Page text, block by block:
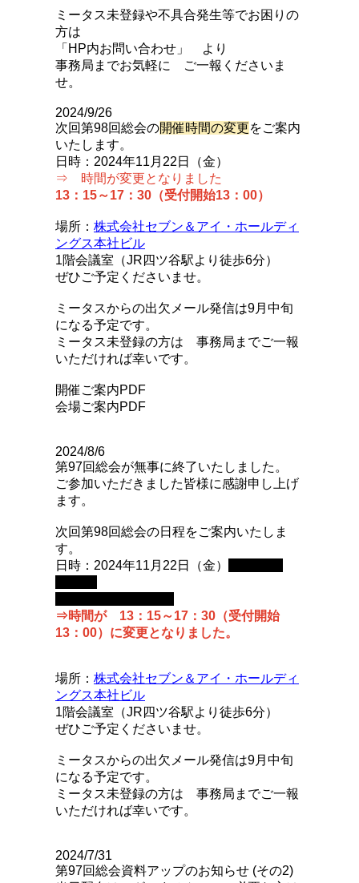
ミータス未登録や不具合発生等でお困りの
方は
「HP内お問い合わせ」 より
事務局までお気軽に ご一報くださいま
せ。
2024/9/26
次回第98回総会の開催時間の変更をご案内
いたします。
日時：2024年11月22日（金）
⇒ 時間が変更となりました
13：15～17：30（受付開始13：00）
場所： 株式会社セブン＆アイ・ホールディ
ングス本社ビル
1階会議室（JR四ツ谷駅より徒歩6分）
ぜひご予定くださいませ。
ミータスからの出欠メール発信は9月中旬
になる予定です。
ミータス未登録の方は 事務局までご一報
いただければ幸いです。
開催ご案内PDF
会場ご案内PDF
2024/8/6
第97回総会が無事に終了いたしました。
ご参加いただきました皆様に感謝申し上げ
ます。
次回第98回総会の日程をご案内いたしま
す。
日時：2024年11月22日（金）
⇒時間が 13：15～17：30（受付開始
13：00） に変更となりました。
場所： 株式会社セブン＆アイ・ホールディ
ングス本社ビル
1階会議室（JR四ツ谷駅より徒歩6分）
ぜひご予定くださいませ。
ミータスからの出欠メール発信は9月中旬
になる予定です。
ミータス未登録の方は 事務局までご一報
いただければ幸いです。
2024/7/31
第97回総会資料アップのお知らせ (その2)